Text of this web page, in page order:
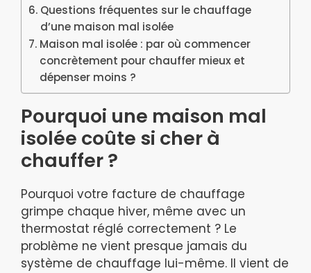
Questions fréquentes sur le chauffage
d’une maison mal isolée
Maison mal isolée : par où commencer
concrètement pour chauffer mieux et
dépenser moins ?
Pourquoi une maison mal
isolée coûte si cher à
chauffer ?
Pourquoi votre facture de chauffage
grimpe chaque hiver, même avec un
thermostat réglé correctement ? Le
problème ne vient presque jamais du
système de chauffage lui-même. Il vient de